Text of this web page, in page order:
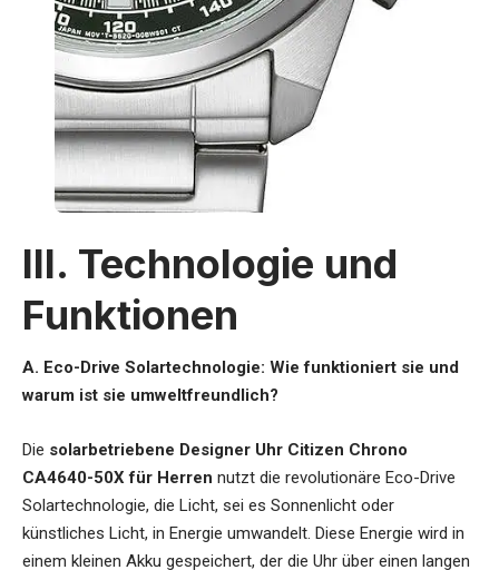
III. Technologie und
Funktionen
A. Eco-Drive Solartechnologie: Wie funktioniert sie und
warum ist sie umweltfreundlich?
Die solarbetriebene Designer Uhr Citizen Chrono
CA4640-50X für Herren nutzt die revolutionäre Eco-Drive
Solartechnologie, die Licht, sei es Sonnenlicht oder
künstliches Licht, in Energie umwandelt. Diese Energie wird in
einem kleinen Akku gespeichert, der die Uhr über einen langen